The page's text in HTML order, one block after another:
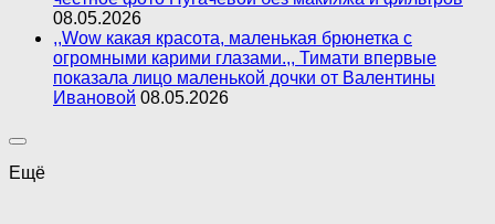
08.05.2026
,,Wow какая красота, маленькая брюнетка с
огромными карими глазами.,, Тимати впервые
показала лицо маленькой дочки от Валентины
Ивановой 08.05.2026
Ещё